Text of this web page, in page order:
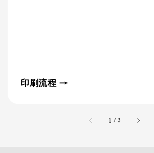
印刷流程 →
1 /accessibility.of
3